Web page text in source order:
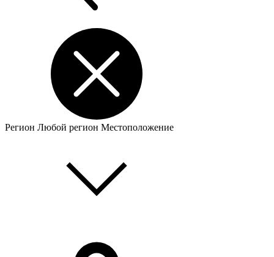
Регион Любой регион Местоположение